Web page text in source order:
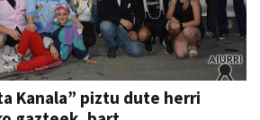
Kanala” piztu dute herri